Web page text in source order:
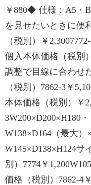
￥880◆ 仕様：A5・
を見せたいときに
（税別）￥
個入本体価格（税別
調整で目線に合わ
（税別）7862-3￥
本体価格（税別）￥
3W200×D200×H180
W138×D164（最大
W145×D138×H124
別）7774￥
価格（税別）7862-4